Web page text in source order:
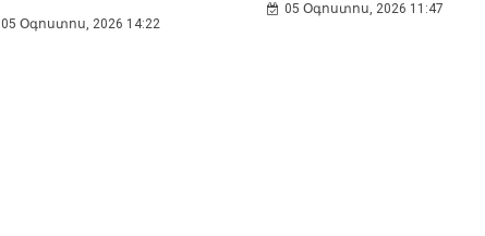
05 Օգոստոս, 2026 14:22
05 Օգոստոս, 2026 11:47